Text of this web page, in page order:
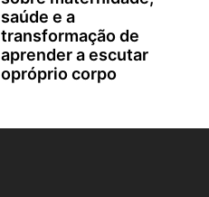
saúde e a
transformação de
aprender a escutar
opróprio corpo